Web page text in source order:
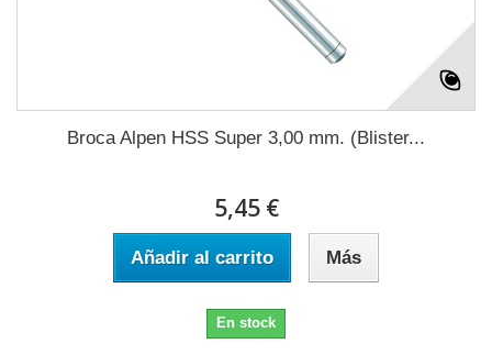
Broca Alpen HSS Super 3,00 mm. (Blister...
5,45 €
Añadir al carrito Más
En stock